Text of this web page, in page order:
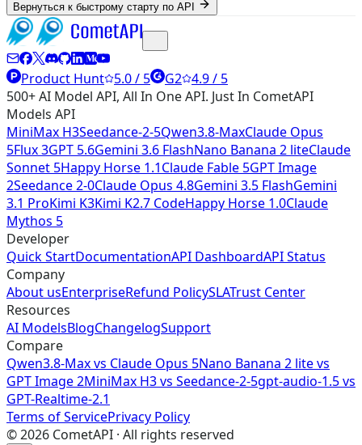
Вернуться к быстрому старту по API
Product Hunt 5.0 / 5 G2 4.9 / 5
500+ AI Model API, All In One API. Just In CometAPI
Models API
MiniMax H3Seedance-2-5Qwen3.8-MaxClaude Opus
5Flux 3GPT 5.6Gemini 3.6 FlashNano Banana 2 liteClaude
Sonnet 5Happy Horse 1.1Claude Fable 5GPT Image
2Seedance 2-0Claude Opus 4.8Gemini 3.5 FlashGemini
3.1 ProKimi K3Kimi K2.7 CodeHappy Horse 1.0Claude
Mythos 5
Developer
Quick StartDocumentationAPI DashboardAPI Status
Company
About usEnterpriseRefund PolicySLATrust Center
Resources
AI ModelsBlogChangelogSupport
Compare
Qwen3.8-Max vs Claude Opus 5Nano Banana 2 lite vs
GPT Image 2MiniMax H3 vs Seedance-2-5gpt-audio-1.5 vs
GPT-Realtime-2.1
Terms of ServicePrivacy Policy
©2026 CometAPI · All rights reserved